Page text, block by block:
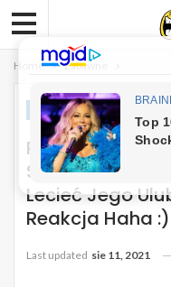
Home Zabawne
ZABAWNE
Pies Śpi Na
Samochodu
Lecieć Jego
Reakcja Haha :)
Last updated sie 11, 2021